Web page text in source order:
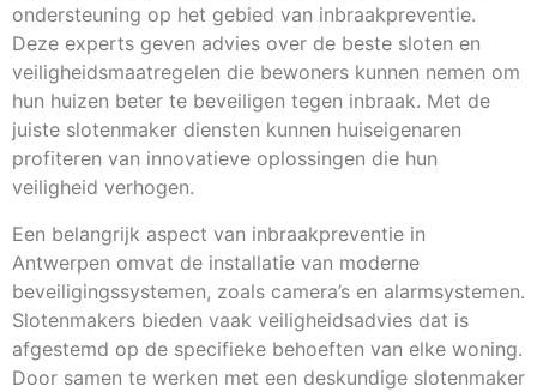
ondersteuning op het gebied van inbraakpreventie.
Deze experts geven advies over de beste sloten en
veiligheidsmaatregelen die bewoners kunnen nemen om
hun huizen beter te beveiligen tegen inbraak. Met de
juiste slotenmaker diensten kunnen huiseigenaren
profiteren van innovatieve oplossingen die hun
veiligheid verhogen.
Een belangrijk aspect van inbraakpreventie in
Antwerpen omvat de installatie van moderne
beveiligingssystemen, zoals camera’s en alarmsystemen.
Slotenmakers bieden vaak veiligheidsadvies dat is
afgestemd op de specifieke behoeften van elke woning.
Door samen te werken met een deskundige slotenmaker